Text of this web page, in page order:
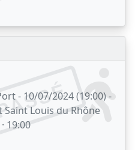
- 10/07/2024 (19:00) -
Louis du Rhône
19:00